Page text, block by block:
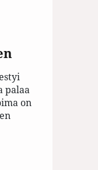
palaa
on